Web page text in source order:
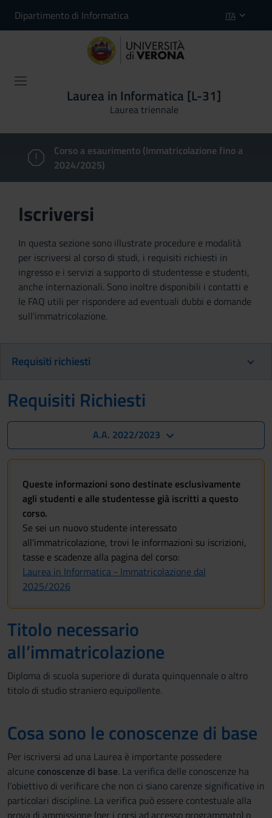
Dipartimento di Informatica ITA
Laurea in Informatica [L-31]
Laurea triennale
Corso a esaurimento (Immatricolazione fino a
2024/2025)
Iscriversi
In questa sezione sono illustrate procedure e modalità
per iscriversi al corso di studi, i requisiti richiesti in
ingresso e i servizi a supporto di studentesse e studenti,
anche internazionali. Sono inoltre disponibili i contatti e
le FAQ utili per rispondere ad eventuali dubbi e domande
sull'immatricolazione.
Requisiti richiesti
Requisiti Richiesti
A.A. 2022/2023
Queste informazioni sono destinate esclusivamente
agli studenti e alle studentesse già iscritti a questo
corso.
Se sei un nuovo studente interessato
all'immatricolazione, trovi le informazioni su iscrizioni,
tasse e scadenze alla pagina del corso:
Laurea in Informatica - Immatricolazione dal
2025/2026
Titolo necessario
all’immatricolazione
Diploma di scuola superiore di durata quinquennale o altro
titolo di studio straniero equipollente.
Cosa sono le conoscenze di base
Per iscriversi ad una Laurea è importante possedere
alcune conoscenze di base. La verifica delle conoscenze ha
l’obiettivo di verificare che non ci siano carenze significative in
particolari discipline. La verifica può essere contestuale alla
prova di ammissione (per i corsi ad accesso programmato) o